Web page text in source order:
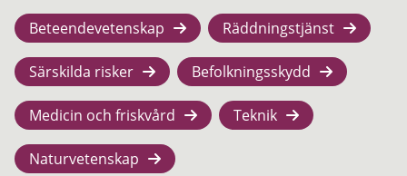
Beteendevetenskap Räddningstjänst
Särskilda risker Befolkningsskydd
Medicin och friskvård Teknik
Naturvetenskap